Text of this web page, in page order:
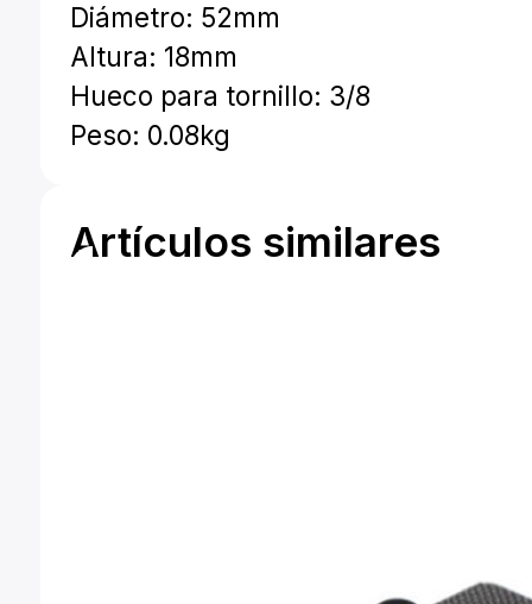
Diámetro: 52mm
Altura: 18mm
Hueco para tornillo: 3/8
Peso: 0.08kg
Artículos similares